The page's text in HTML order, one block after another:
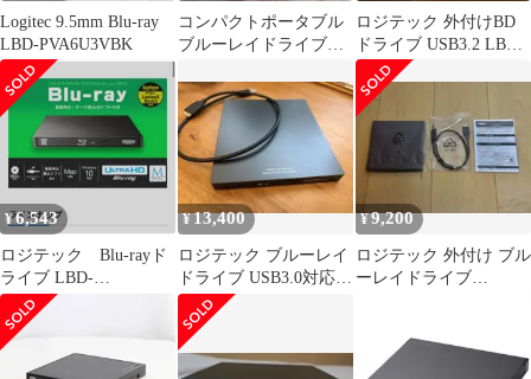
Logitec 9.5mm Blu-ray
LBD-PVA6U3VBK
コンパクトポータブル
ブルーレイドライブ
ロジテック 外付けBD
ドライブ USB3.2 LBD-
PWB6U3SBK/E
¥6,543
ロジテック Blu-rayド
ライブ LBD-
PWB6U3SBK/E
¥13,400
ロジテック ブルーレイ
ドライブ USB3.0対応
LBD-PVA6U3VBK
¥9,200
ロジテック 外付け ブル
ーレイドライブ